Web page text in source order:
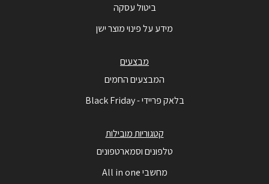
ביטול עסקה
מידע על פינוי מוצר ישן
מבצעים
המבצעים החמים
בלאק פריידי - Black Friday
קטגוריות מובילות
טלפונים וסמארטפונים
מחשבי All in one